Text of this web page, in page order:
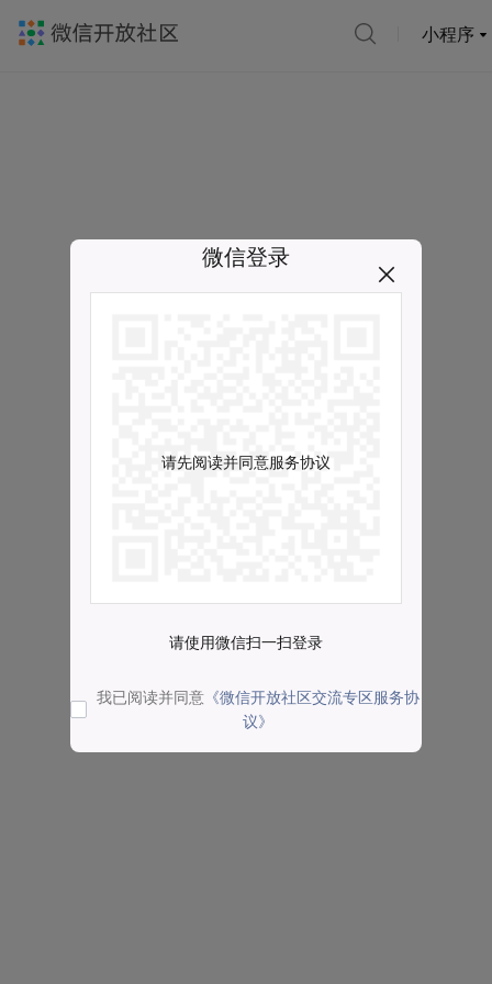
小程序
微信登录
请先阅读并同意服务协议
请使用微信扫一扫登录
我已阅读并同意 《微信开放社区交流专区服务协
议》